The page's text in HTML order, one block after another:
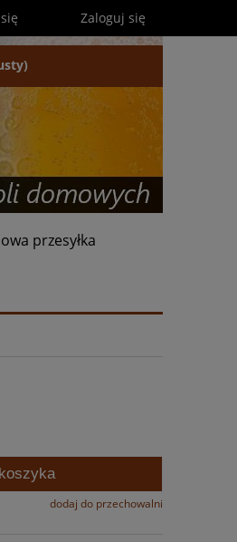
Zaloguj się
przesyłka
dodaj do przechowalni